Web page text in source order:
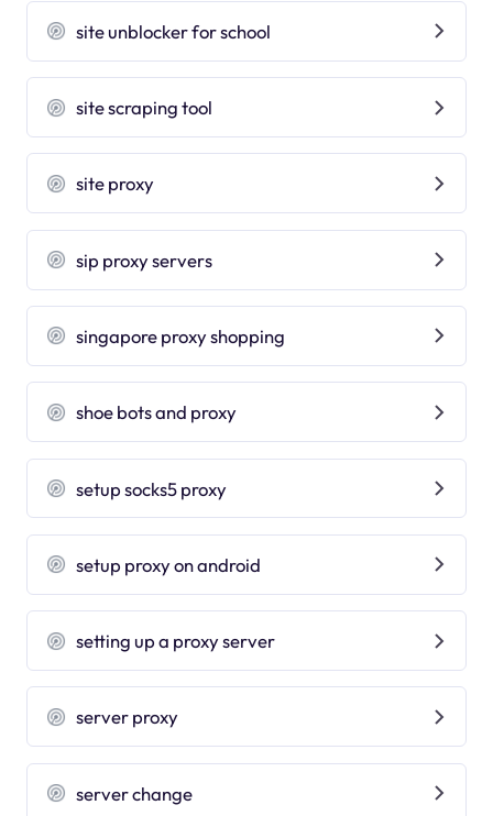
site unblocker for school
site scraping tool
site proxy
sip proxy servers
singapore proxy shopping
shoe bots and proxy
setup socks5 proxy
setup proxy on android
setting up a proxy server
server proxy
server change